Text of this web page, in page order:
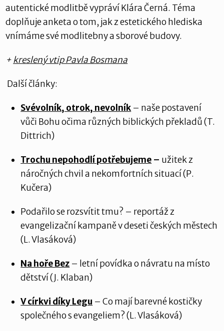
autentické modlitbě vypráví Klára Černá. Téma
doplňuje anketa o tom, jak z estetického hlediska
vnímáme své modlitebny a sborové budovy.
+kreslený vtip Pavla Bosmana
Další články:
Svévolník, otrok, nevolník – naše postavení
vůči Bohu očima různých biblických překladů (T.
Dittrich)
Trochu nepohodlí potřebujeme – užitek z
náročných chvil a nekomfortních situací (P.
Kučera)
Podařilo se rozsvítit tmu? – reportáž z
evangelizační kampaně v deseti českých městech
(L. Vlasáková)
Na hoře Bez – letní povídka o návratu na místo
dětství (J. Klaban)
V církvi díky Legu – Co mají barevné kostičky
společného s evangeliem? (L. Vlasáková)